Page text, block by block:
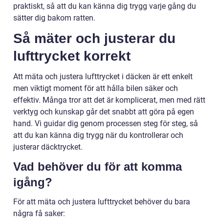
praktiskt, så att du kan känna dig trygg varje gång du
sätter dig bakom ratten.
Så mäter och justerar du
lufttrycket korrekt
Att mäta och justera lufttrycket i däcken är ett enkelt
men viktigt moment för att hålla bilen säker och
effektiv. Många tror att det är komplicerat, men med rätt
verktyg och kunskap går det snabbt att göra på egen
hand. Vi guidar dig genom processen steg för steg, så
att du kan känna dig trygg när du kontrollerar och
justerar däcktrycket.
Vad behöver du för att komma
igång?
För att mäta och justera lufttrycket behöver du bara
några få saker: